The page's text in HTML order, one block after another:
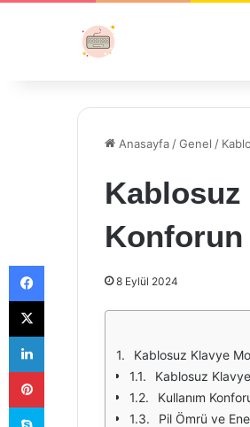
Anasayfa /Genel /
Konforun
8 Eylül 2024
Kablosuz Klavye
Kablosuz
Kullanım
Pil Ömrü ve
Facebook
X
LinkedIn
Pinterest
Skype